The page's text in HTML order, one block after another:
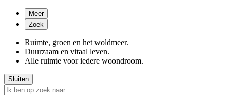
Meer
Zoek
Ruimte, groen en het woldmeer.
Duurzaam en vitaal leven.
Alle ruimte voor iedere woondroom.
Sluiten